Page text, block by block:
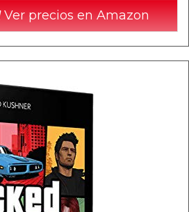
Ver precios en Amazon